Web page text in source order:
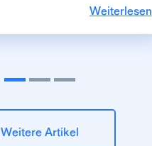
Weiterlesen
Weitere Artikel